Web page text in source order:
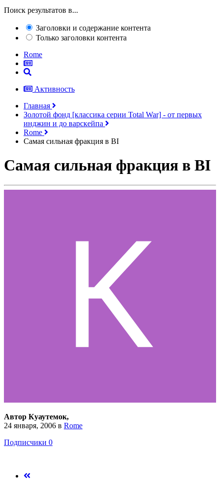
Поиск результатов в...
Заголовки и содержание контента
Только заголовки контента
Rome
Активность
Главная
Золотой фонд [классика серии Total War] - от первых
инджин и до варскейпа
Rome
Самая сильная фракция в BI
Самая сильная фракция в BI
Автор Куаутемок,
24 января, 2006 в Rome
Подписчики 0